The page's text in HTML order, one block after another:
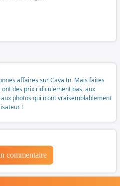
affaires sur Cava.tn. Mais faites
des prix ridiculement bas, aux
photos qui n'ont vraisemblablement
!
commentaire